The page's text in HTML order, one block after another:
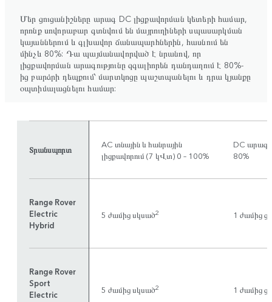
Մեր ցուցանիշները արագ DC լիցքավորման կետերի համար,
որոնք սովորաբար գտնվում են մայրուղիների սպասարկման
կայաններում և գլխավոր ճանապարհներին, հասնում են
մինչև 80%: Դա պայմանավորված է նրանով, որ
լիցքավորման արագությունը զգալիորեն դանդաղում է 80%-
ից բարձրի դեպքում՝ մարտկոցը պաշտպանելու և դրա կյանքը
օպտիմալացնելու համար:
Տրանսպորտ
AC տնային և հանրային
լիցքավորում (7 կՎտ) 0 – 100%
DC արագ
80%
Range Rover
Electric
Hybrid
5 ժամից սկսած2 1 ժամից
Range Rover
Sport
Electric
5 ժամից սկսած2 1 ժամից